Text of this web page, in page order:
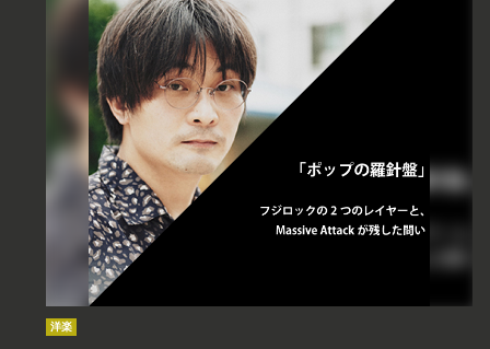
洋楽